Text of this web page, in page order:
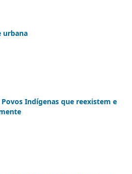
urbana
Indígenas que reexistem e